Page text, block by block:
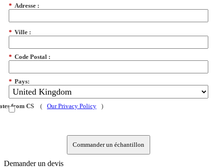
* Adresse :
* Ville :
* Code Postal :
* Pays:
from CS ( Our Privacy Policy )
Commander un échantillon
Demander un devis